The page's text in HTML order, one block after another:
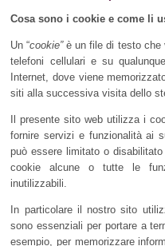
Cosa sono i cookie e come li
Un “cookie”è un file di testo che
telefoni cellulari e su
Internet, dove viene
siti alla successiva visita dello
Il presente sito web utilizza i
fornire servizi e funzionalità ai
può essere limitato o
cookie alcune o tutte le
inutilizzabili.
In particolare il nostro sito
sono essenziali per portare a
esempio, per memorizzare